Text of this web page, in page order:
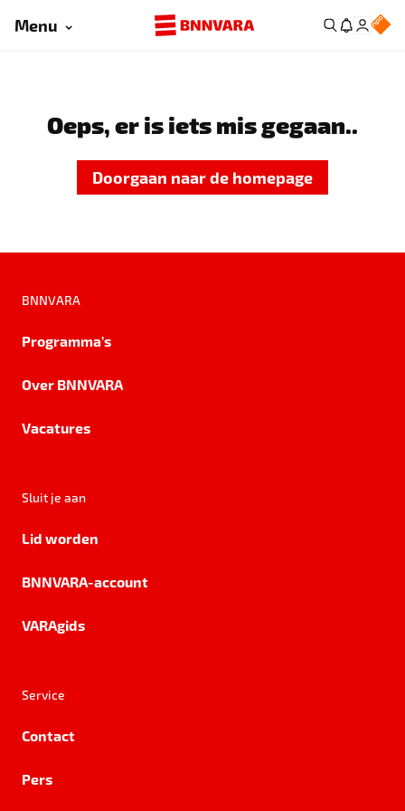
Menu
Oeps, er is iets mis gegaan..
Doorgaan naar de homepage
BNNVARA
Programma's
Over BNNVARA
Vacatures
Sluit je aan
Lid worden
BNNVARA-account
VARAgids
Service
Contact
Pers